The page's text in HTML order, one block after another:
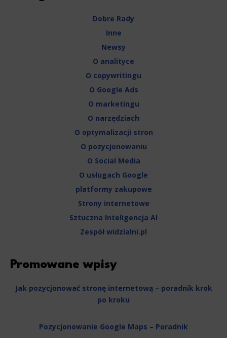
Dobre Rady
Inne
Newsy
O analityce
O copywritingu
O Google Ads
O marketingu
O narzędziach
O optymalizacji stron
O pozycjonowaniu
O Social Media
O usługach Google
platformy zakupowe
Strony internetowe
Sztuczna Inteligencja AI
Zespół widzialni.pl
Promowane wpisy
Jak pozycjonować stronę internetową – poradnik krok
po kroku
Pozycjonowanie Google Maps – Poradnik